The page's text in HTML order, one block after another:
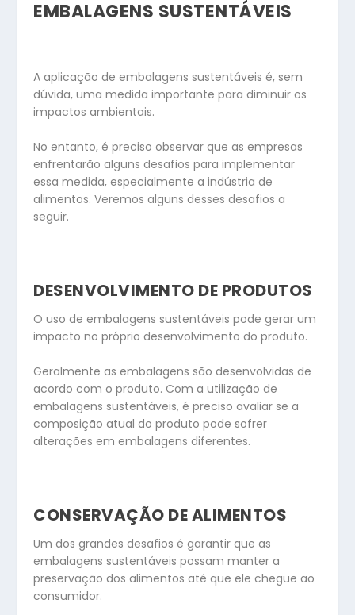
EMBALAGENS SUSTENTÁVEIS
A aplicação de embalagens sustentáveis é, sem
dúvida, uma medida importante para diminuir os
impactos ambientais.
No entanto, é preciso observar que as empresas
enfrentarão alguns desafios para implementar
essa medida, especialmente a indústria de
alimentos. Veremos alguns desses desafios a
seguir.
DESENVOLVIMENTO DE PRODUTOS
O uso de embalagens sustentáveis pode gerar um
impacto no próprio desenvolvimento do produto.
Geralmente as embalagens são desenvolvidas de
acordo com o produto. Com a utilização de
embalagens sustentáveis, é preciso avaliar se a
composição atual do produto pode sofrer
alterações em embalagens diferentes.
CONSERVAÇÃO DE ALIMENTOS
Um dos grandes desafios é garantir que as
embalagens sustentáveis possam manter a
preservação dos alimentos até que ele chegue ao
consumidor.